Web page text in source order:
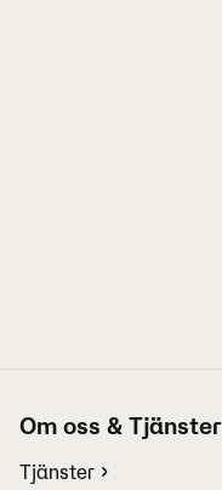
Om oss & Tjänster
Tjänster